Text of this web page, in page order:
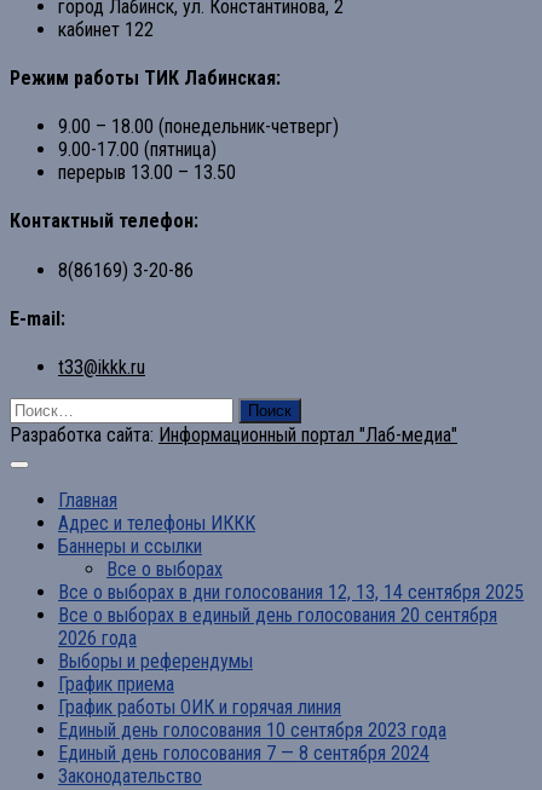
город Лабинск, ул. Константинова, 2
кабинет 122
Режим работы ТИК Лабинская:
9.00 – 18.00 (понедельник-четверг)
9.00-17.00 (пятница)
перерыв 13.00 – 13.50
Контактный телефон:
8(86169) 3-20-86
E-mail:
t33@ikkk.ru
Найти:
Разработка сайта: Информационный портал "Лаб-медиа"
Главная
Адрес и телефоны ИККК
Баннеры и ссылки
Все о выборах
Все о выборах в дни голосования 12, 13, 14 сентября 2025
Все о выборах в единый день голосования 20 сентября
2026 года
Выборы и референдумы
График приема
График работы ОИК и горячая линия
Единый день голосования 10 сентября 2023 года
Единый день голосования 7 — 8 сентября 2024
Законодательство